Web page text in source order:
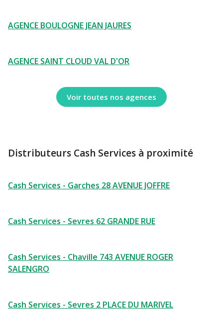
AGENCE BOULOGNE JEAN JAURES
AGENCE SAINT CLOUD VAL D'OR
Voir toutes nos agences
Distributeurs Cash Services à proximité
Cash Services - Garches 28 AVENUE JOFFRE
Cash Services - Sevres 62 GRANDE RUE
Cash Services - Chaville 743 AVENUE ROGER
SALENGRO
Cash Services - Sevres 2 PLACE DU MARIVEL